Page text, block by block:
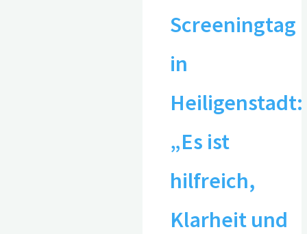
Screeningtag
in
Heiligenstadt:
„Es ist
hilfreich,
Klarheit und